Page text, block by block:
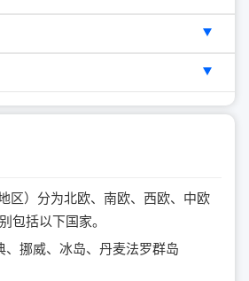
区）分为北欧、南欧、西欧、中欧
包括以下国家。
、挪威、冰岛、丹麦法罗群岛